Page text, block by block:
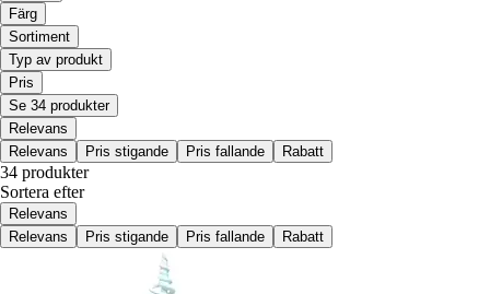
Färg
Sortiment
Typ av produkt
Pris
Se 34 produkter
Relevans
Relevans
Pris stigande Pris fallande Rabatt
34 produkter
Sortera efter
Relevans
Relevans
Pris stigande Pris fallande Rabatt